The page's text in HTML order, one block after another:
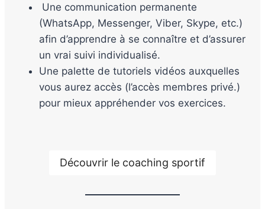
Une communication permanente
(WhatsApp, Messenger, Viber, Skype, etc.)
afin d’apprendre à se connaître et d’assurer
un vrai suivi individualisé.
Une palette de tutoriels vidéos auxquelles
vous aurez accès (l’accès membres privé.)
pour mieux appréhender vos exercices.
Découvrir le coaching sportif